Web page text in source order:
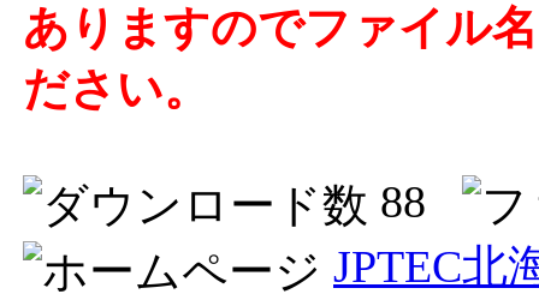
ありますのでファイル
ださい。
88
JPTEC北